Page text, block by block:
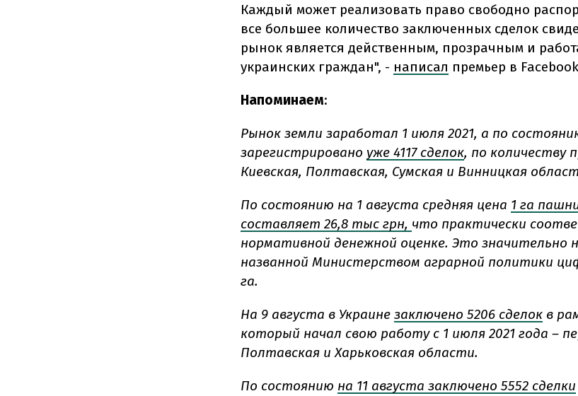
Каждый может реализовать право свободно
все большее количество заключенных сделок
рынок является действенным, прозрачным и
украинских граждан", - написал премьер в
Напоминаем:
Рынок земли заработал 1 июля 2021, а по
зарегистрировано уже 4117 сделок, по количеству
Киевская, Полтавская, Сумская и Винницкая
По состоянию на 1 августа средняя цена 1 га
составляет 26,8 тыс грн, что практически
нормативной денежной оценке. Это значительно
названной Министерством аграрной политики
га.
На 9 августа в Украине заключено 5206 сделок в
который начал свою работу с 1 июля 2021 года –
Полтавская и Харьковская области.
По состоянию на 11 августа заключено 5552 сделки